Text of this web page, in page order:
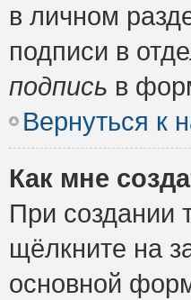
в личном
подписи в
подпись в
Вернуться к
Как мне
При создании
щёлкните на
основной